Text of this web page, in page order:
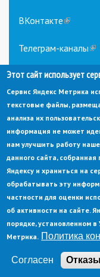
ВКонтакте(link
external)
Телеграм-каналы(link
© Администрация
Электронная почта:
Пензенская обл, г.
При публикации
Политика
Этот сайт использует
Сервис Яндекс Метрика
текстовые файлы,
анализа их
информация не может
нам улучшить работу
данного сайта,
Яндексу и храниться на
обрабатывать эту
частности для оценки
об активности на сайте.
порядке, установленном в
Метрика. Политика
Согласен